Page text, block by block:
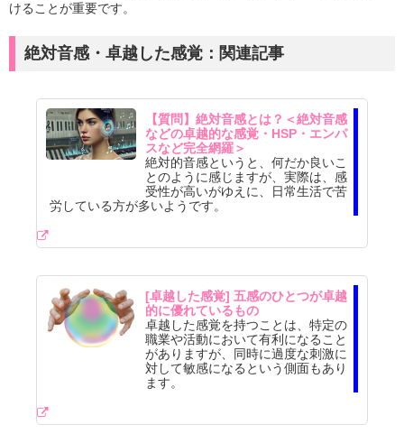
けることが重要です。
絶対音感・卓越した感覚：関連記事
【質問】絶対音感とは？＜絶対音感
などの卓越的な感覚・HSP・エンパ
スなど完全網羅＞
絶対的音感というと、何だか良いこ
とのように感じますが、実際は、感
受性が高いがゆえに、日常生活で苦
労している方が多いようです。
[卓越した感覚] 五感のひとつが卓越
的に優れているもの
卓越した感覚を持つことは、特定の
職業や活動において有利になること
がありますが、同時に過度な刺激に
対して敏感になるという側面もあり
ます。